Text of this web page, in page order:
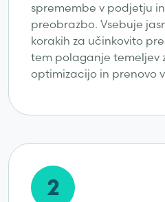
spremembe v podjetju
preobrazbo. Vsebuje
korakih za učinkovito
tem polaganje temeljev
optimizacijo in prenovo
2